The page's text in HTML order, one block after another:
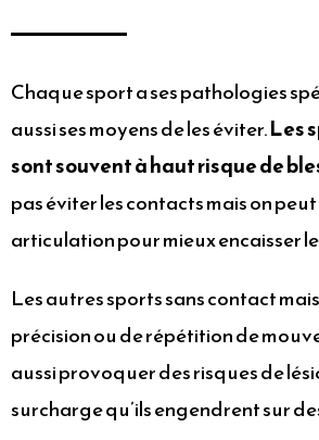
Chaque sport a ses pathologies
aussi ses moyens de les éviter.Les
sont souvent à haut risque de
pas éviter les contacts mais on
articulation pour mieux encaisser
Les autres sports sans contact
précision ou de répétition de
aussi provoquer des risques de
surcharge qu’ils engendrent sur